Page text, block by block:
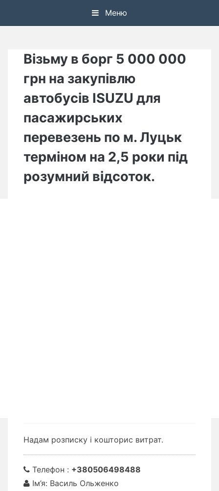
Меню
Візьму в борг 5 000 000
грн на закупівлю
автобусів ISUZU для
пасажирських
перевезень по м. Луцьк
терміном на 2,5 роки під
розумний відсоток.
Надам розписку і кошторис витрат.
Телефон : +380506498488
Ім’я: Василь Ольженко